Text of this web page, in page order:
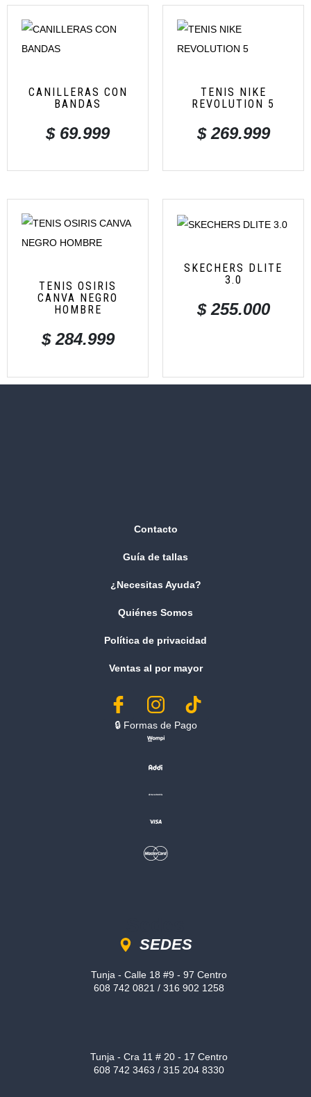
CANILLERAS CON
BANDAS
$69.999
TENIS NIKE
REVOLUTION 5
$269.999
TENIS OSIRIS
CANVA NEGRO
HOMBRE
$284.999
SKECHERS DLITE
3.0
$255.000
Contacto
Guía de tallas
¿Necesitas Ayuda?
Quiénes Somos
Política de privacidad
Ventas al por mayor
🔒︎ Formas de Pago
SEDES
Tunja - Calle 18 #9 - 97 Centro
608 742 0821 / 316 902 1258
Tunja - Cra 11 # 20 - 17 Centro
608 742 3463 / 315 204 8330